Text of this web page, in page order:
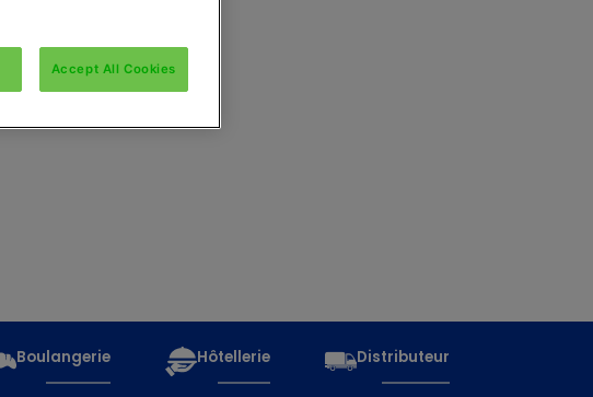
Boulangerie Hôtellerie Distributeur
Accept All Cookies